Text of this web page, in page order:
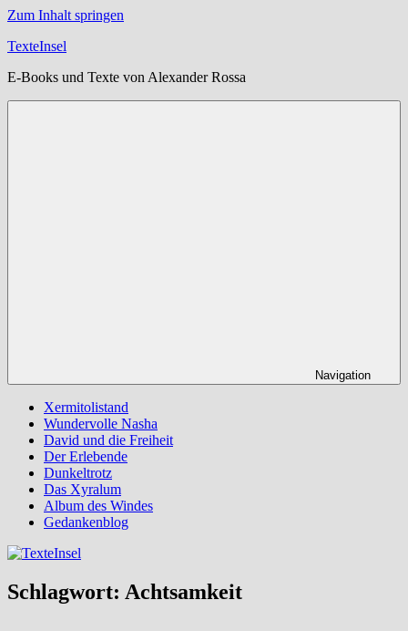
Zum Inhalt springen
TexteInsel
E-Books und Texte von Alexander Rossa
Navigation
Xermitolistand
Wundervolle Nasha
David und die Freiheit
Der Erlebende
Dunkeltrotz
Das Xyralum
Album des Windes
Gedankenblog
Schlagwort: Achtsamkeit